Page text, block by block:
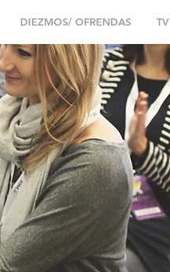
DIEZMOS/ OFRENDAS TV